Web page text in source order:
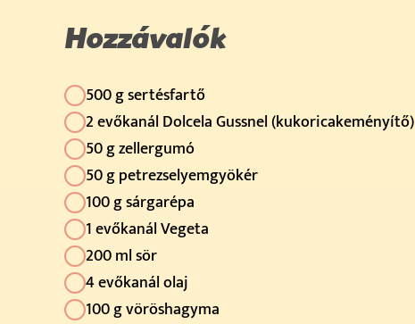
Hozzávalók
500 g sertésfartő
2 evőkanál Dolcela Gussnel (kukoricakeményítő)
50 g zellergumó
50 g petrezselyemgyökér
100 g sárgarépa
1 evőkanál Vegeta
200 ml sör
4 evőkanál olaj
100 g vöröshagyma